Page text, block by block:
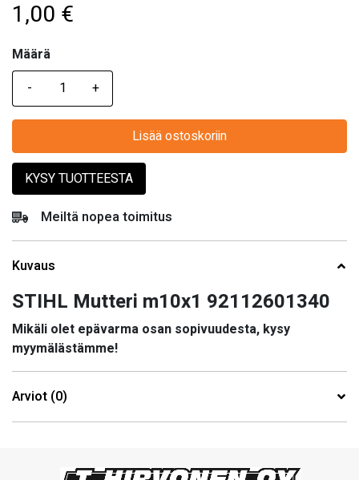
1,00 €
Määrä
Määrä
Lisää ostoskoriin
KYSY TUOTTEESTA
Meiltä nopea toimitus
Kuvaus
STIHL Mutteri m10x1 92112601340
Mikäli olet epävarma osan sopivuudesta, kysy
myymälästämme!
Arviot (0)